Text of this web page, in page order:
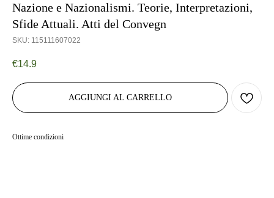
Nazione e Nazionalismi. Teorie, Interpretazioni,
Sfide Attuali. Atti del Convegn
SKU: 115111607022
€14.9
AGGIUNGI AL CARRELLO
Ottime condizioni